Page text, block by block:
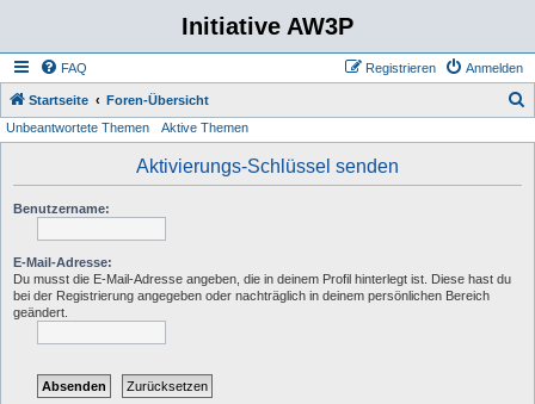
Initiative AW3P
FAQ Anmelden
Registrieren
Startseite Foren-Übersicht
Unbeantwortete Themen Aktive Themen
Aktivierungs-Schlüssel senden
Benutzername:
E-Mail-Adresse:
Du musst die E-Mail-Adresse angeben, die in deinem Profil hinterlegt ist. Diese hast du
bei der Registrierung angegeben oder nachträglich in deinem persönlichen Bereich
geändert.